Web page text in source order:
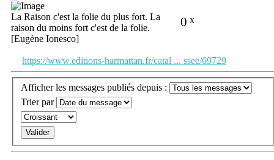
0 x
La Raison c'est la folie du plus fort. La
raison du moins fort c'est de la folie.
[Eugène Ionesco]
https://www.editions-harmattan.fr/catal ... ssee/69729
Afficher les messages publiés depuis :
Trier par